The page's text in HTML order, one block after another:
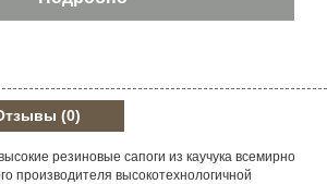
(0)
резиновые сапоги из каучука всемирно
производителя высокотехнологичной